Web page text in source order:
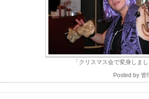
「クリスマス会で変身しま
Posted by